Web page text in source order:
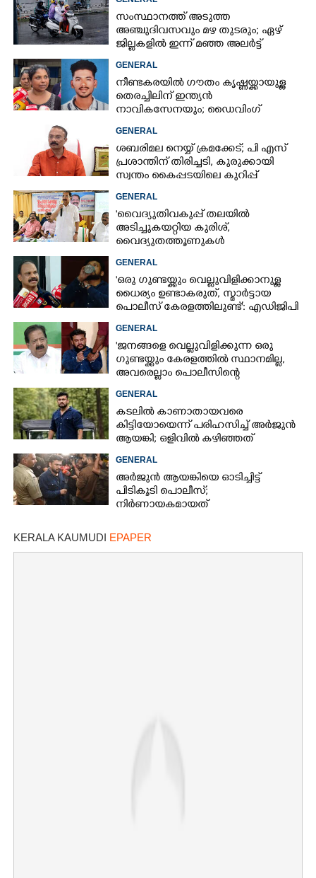
ചെന്നിത്തല
സംസ്ഥാനത്ത് അടുത്ത
അ‌ഞ്ചുദിവസവും മഴ തുടരും; ഏഴ്
ജില്ലകളിൽ ഇന്ന് മഞ്ഞ അലർട്ട്
GENERAL
നീണ്ടകരയിൽ ഗൗതം കൃഷ്ണയ്ക്കായുള്ള
തെരച്ചിലിന് ഇന്ത്യൻ
നാവികസേനയും; ഡൈവിംഗ്
GENERAL
ശബരിമല നെയ്യ് ക്രമക്കേട്; പി എസ്
പ്രശാന്തിന് തിരിച്ചടി, കുരുക്കായി
സ്വന്തം കൈപ്പടയിലെ കുറിപ്പ്
GENERAL
'വൈദ്യുതിവകുപ്പ് തലയിൽ
അടിച്ചുകയറ്റിയ കുരിശ്‌,
വൈദ്യുതത്തൂണുകൾ
വിളിക്കുന്ന കാലമാണിത്'
GENERAL
'ഒരു ഗുണ്ടയ്ക്കും വെല്ലുവിളിക്കാനുള്ള
ധൈര്യം ഉണ്ടാകരുത്, സ്മാർട്ടായ
പൊലീസ് കേരളത്തിലുണ്ട്': എഡിജിപി
GENERAL
'ജനങ്ങളെ വെല്ലുവിളിക്കുന്ന ഒരു
ഗുണ്ടയ്ക്കും കേരളത്തിൽ സ്ഥാനമില്ല,​
അവരെല്ലാം പൊലീസിന്റെ
GENERAL
കടലിൽ കാണാതായവരെ
കിട്ടിയോയെന്ന് പരിഹസിച്ച് അർജുൻ
ആയങ്കി; ഒളിവിൽ കഴിഞ്ഞത്
GENERAL
അർജുൻ ആയങ്കിയെ ഓടിച്ചിട്ട്
പിടികൂടി പൊലീസ്;
നിർണായകമായത്
സംശയം
KERALA KAUMUDI EPAPER